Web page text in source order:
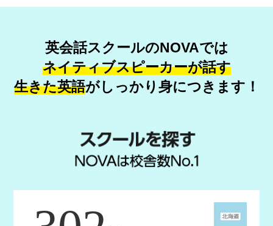
英会話スクールのNOVAでは
ネイティブスピーカーが話す
生きた英語がしっかり身につきます！